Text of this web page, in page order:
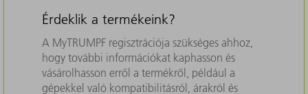
Érdeklik a termékeink?
A MyTRUMPF regisztrációja szükséges ahhoz,
hogy további információkat kaphasson és
vásárolhasson erről a termékről, például a
gépekkel való kompatibilitásról, árakról és